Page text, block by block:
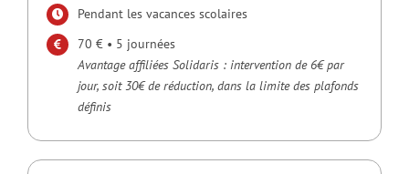
Pendant les vacances scolaires
70 € • 5 journées
Avantage affiliées Solidaris : intervention de 6€ par
jour, soit 30€ de réduction, dans la limite des plafonds
définis